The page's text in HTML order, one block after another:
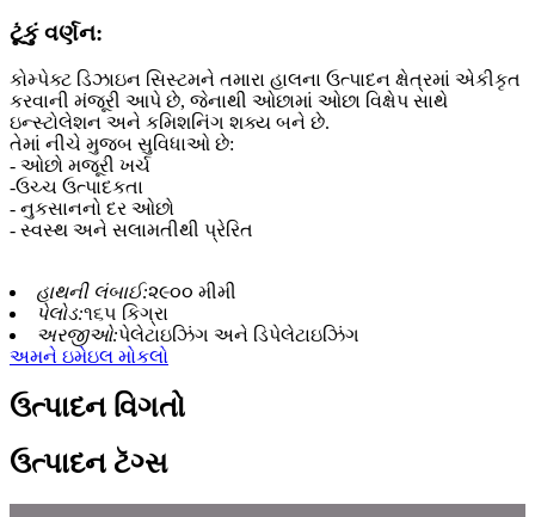
ટૂંકું વર્ણન:
કોમ્પેક્ટ ડિઝાઇન સિસ્ટમને તમારા હાલના ઉત્પાદન ક્ષેત્રમાં એકીકૃત
કરવાની મંજૂરી આપે છે, જેનાથી ઓછામાં ઓછા વિક્ષેપ સાથે
ઇન્સ્ટોલેશન અને કમિશનિંગ શક્ય બને છે.
તેમાં નીચે મુજબ સુવિધાઓ છે:
- ઓછો મજૂરી ખર્ચ
-ઉચ્ચ ઉત્પાદકતા
- નુકસાનનો દર ઓછો
- સ્વસ્થ અને સલામતીથી પ્રેરિત
હાથની લંબાઈ:૨૯૦૦ મીમી
પેલોડ:૧૬૫ કિગ્રા
અરજીઓ:પેલેટાઇઝિંગ અને ડિપેલેટાઇઝિંગ
અમને ઇમેઇલ મોકલો
ઉત્પાદન વિગતો
ઉત્પાદન ટૅગ્સ